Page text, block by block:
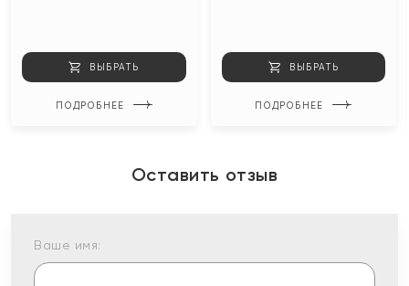
ВЫБРАТЬ
ПОДРОБНЕЕ
ВЫБРАТЬ
ПОДРОБНЕЕ
Оставить отзыв
Ваше имя: